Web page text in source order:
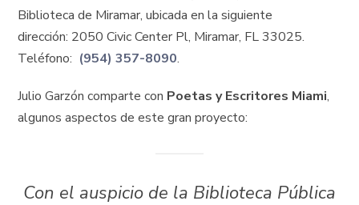
Biblioteca de Miramar, ubicada en la siguiente
dirección: 2050 Civic Center Pl, Miramar, FL 33025.
Teléfono: (954) 357-8090.
Julio Garzón comparte con Poetas y Escritores Miami,
algunos aspectos de este gran proyecto:
Con el auspicio de la Biblioteca Pública